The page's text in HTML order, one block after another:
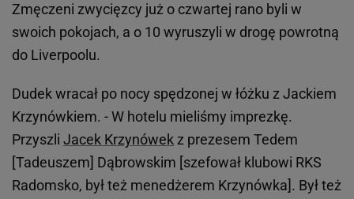
Zmęczeni zwycięzcy już o czwartej rano byli w
swoich pokojach, a o 10 wyruszyli w drogę powrotną
do Liverpoolu.
Dudek wracał po nocy spędzonej w łóżku z Jackiem
Krzynówkiem. - W hotelu mieliśmy imprezkę.
Przyszli Jacek Krzynówek z prezesem Tedem
[Tadeuszem] Dąbrowskim [szefował klubowi RKS
Radomsko, był też menedżerem Krzynówka]. Był też